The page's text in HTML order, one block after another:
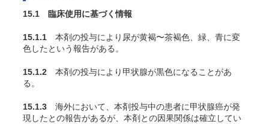
15.1 臨床使用に基づく情報
15.1.1 本剤の投与により尿が黄褐〜茶褐色、緑、青に変
色したという報告がある。
15.1.2 本剤の投与により甲状腺が黒色になることがあ
る。
15.1.3 海外において、本剤投与中の患者に甲状腺癌が発
現したとの報告があるが、本剤との因果関係は確立してい